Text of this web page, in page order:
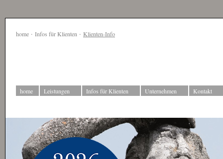
home · Infos für Klienten · Klienten-Info
home Leistungen Infos für Klienten Unternehmen Kontakt